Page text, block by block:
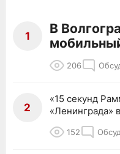
1
В
206
2
«15 секунд
«Ленинграда»
152